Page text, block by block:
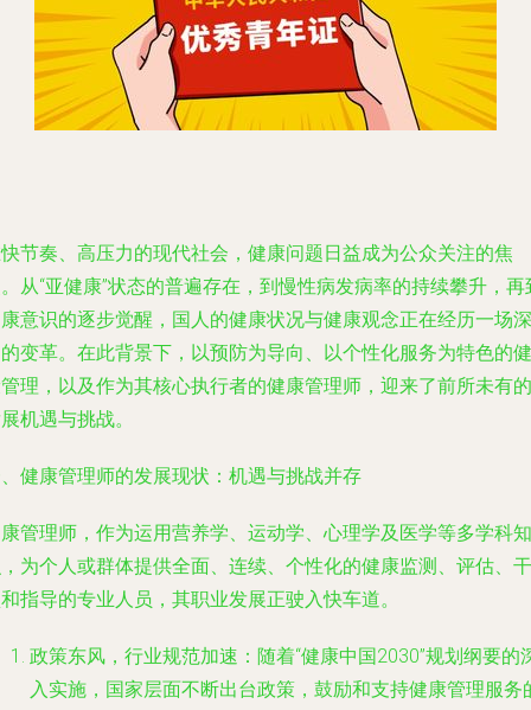
节奏、高压力的现代社会，健康问题日益成为公众关注的焦
从“亚健康”状态的普遍存在，到慢性病发病率的持续攀升，再
意识的逐步觉醒，国人的健康状况与健康观念正在经历一场深
变革。在此背景下，以预防为导向、以个性化服务为特色的健
理，以及作为其核心执行者的健康管理师，迎来了前所未有的
机遇与挑战。
健康管理师的发展现状：机遇与挑战并存
管理师，作为运用营养学、运动学、心理学及医学等多学科知
为个人或群体提供全面、连续、个性化的健康监测、评估、干
指导的专业人员，其职业发展正驶入快车道。
政策东风，行业规范加速 ：随着“健康中国2030”规划纲要的
入实施，国家层面不断出台政策，鼓励和支持健康管理服务